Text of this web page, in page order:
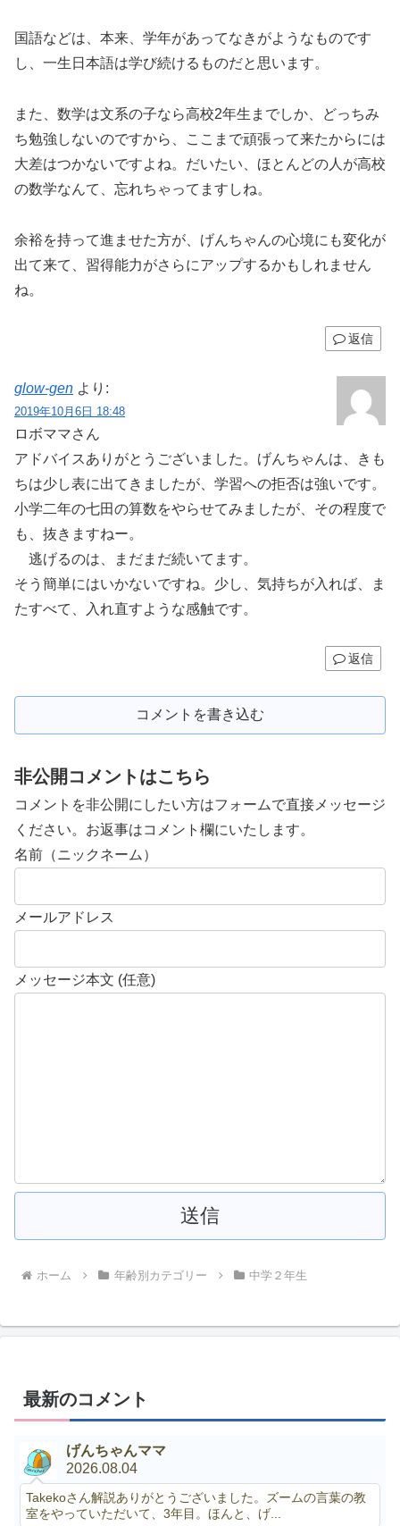
国語などは、本来、学年があってなきがようなものです
し、一生日本語は学び続けるものだと思います。
また、数学は文系の子なら高校2年生までしか、どっちみ
ち勉強しないのですから、ここまで頑張って来たからには
大差はつかないですよね。だいたい、ほとんどの人が高校
の数学なんて、忘れちゃってますしね。
余裕を持って進ませた方が、げんちゃんの心境にも変化が
出て来て、習得能力がさらにアップするかもしれません
ね。
返信
glow-gen より:
2019年10月6日 18:48
ロボママさん
アドバイスありがとうございました。げんちゃんは、きも
ちは少し表に出てきましたが、学習への拒否は強いです。
小学二年の七田の算数をやらせてみましたが、その程度で
も、抜きますねー。
逃げるのは、まだまだ続いてます。
そう簡単にはいかないですね。少し、気持ちが入れば、ま
たすべて、入れ直すような感触です。
返信
コメントを書き込む
非公開コメントはこちら
コメントを非公開にしたい方はフォームで直接メッセージ
ください。お返事はコメント欄にいたします。
名前（ニックネーム）
メールアドレス
メッセージ本文 (任意)
ホーム 年齢別カテゴリー 中学２年生
最新のコメント
げんちゃんママ
2026.08.04
Takekoさん解説ありがとうございました。ズームの言葉の教
室をやっていただいて、3年目。ほんと、げ...